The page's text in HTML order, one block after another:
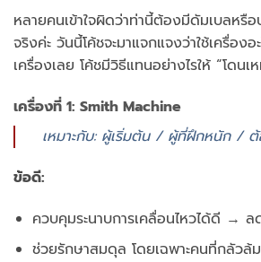
หลายคนเข้าใจผิดว่าท่านี้ต้องมีดัมเบลหรื
จริงค่ะ วันนี้โค้ชจะมาแจกแจงว่าใช้เครื่องอ
เครื่องเลย โค้ชมีวิธีแทนอย่างไรให้ “โดน
เครื่องที่ 1: Smith Machine
เหมาะกับ: ผู้เริ่มต้น / ผู้ที่ฝึกหนัก /
ข้อดี:
ควบคุมระนาบการเคลื่อนไหวได้ดี → ล
ช่วยรักษาสมดุล โดยเฉพาะคนที่กลัวล้